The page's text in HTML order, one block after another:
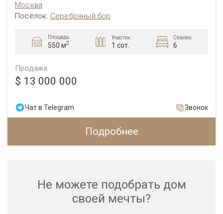
Москва
Посёлок: Серебряный бор
Площадь:
550 м2
Участок:
1 сот.
Спален:
6
Продажа
$ 13 000 000
Чат в Telegram Звонок
Подробнее
Не можете подобрать дом
своей мечты?